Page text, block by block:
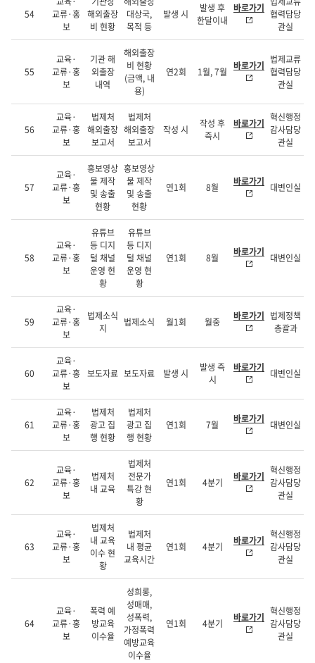
54
교류·홍
보
해외출장
비 현황
대상국,
목적 등
발생 시
발생 후
한달이내
바로가기 협력담당
관실
55
교육·
교류·홍
보
기관 해
외출장
내역
해외출장
비 현황
(금액, 내
용)
연2회 1월, 7월 바로가기 법제교류
협력담당
관실
56
교육·
교류·홍
보
법제처
해외출장
보고서
법제처
해외출장
보고서
작성 시
작성 후
즉시
바로가기 혁신행정
감사담당
관실
57
교육·
교류·홍
보
홍보영상
물 제작
및 송출
현황
홍보영상
물 제작
및 송출
현황
연1회 8월 바로가기 대변인실
58
교육·
교류·홍
보
유튜브
등 디지
털 채널
운영 현
황
유튜브
등 디지
털 채널
운영 현
황
연1회 8월 바로가기 대변인실
59
교육·
교류·홍
보
법제소식
지
법제소식 월1회 월중 바로가기 법제정책
총괄과
60
교육·
교류·홍
보
보도자료 보도자료 발생 시
발생 즉
시
바로가기 대변인실
61
교육·
교류·홍
보
법제처
광고 집
행 현황
법제처
광고 집
행 현황
연1회 7월 바로가기 대변인실
62
교육·
교류·홍
보
법제처
내 교육
법제처
전문가
특강 현
황
연1회 4분기 바로가기 혁신행정
감사담당
관실
63
교육·
교류·홍
보
법제처
내 교육
이수 현
황
법제처
내 평균
교육시간
연1회 4분기 바로가기 혁신행정
감사담당
관실
64
교육·
교류·홍
보
폭력 예
방교육
이수율
성희롱,
성매매,
성폭력,
가정폭력
예방교육
이수율
연1회 4분기 바로가기 혁신행정
감사담당
관실